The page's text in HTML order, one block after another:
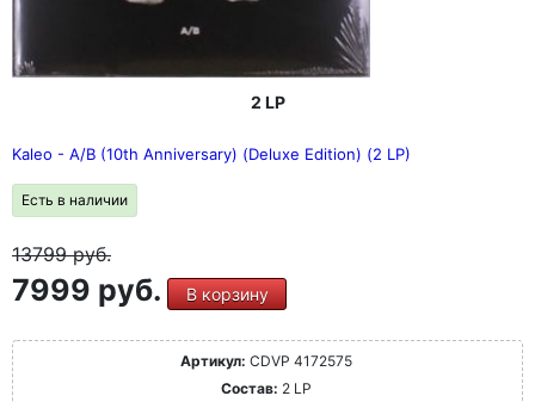
2 LP
Kaleo - A/B (10th Anniversary) (Deluxe Edition) (2 LP)
Есть в наличии
13799руб.
7999 руб. В корзину
Артикул: CDVP 4172575
Состав: 2 LP